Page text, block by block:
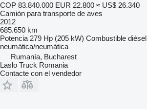
COP 83.840.000 EUR 22.800 ≈ US$ 26.340
Camión para transporte de aves
2012
685.650 km
Potencia 279 Hp (205 kW) Combustible diésel
neumática/neumática
Rumanía, Bucharest
Laslo Truck Romania
Contacte con el vendedor